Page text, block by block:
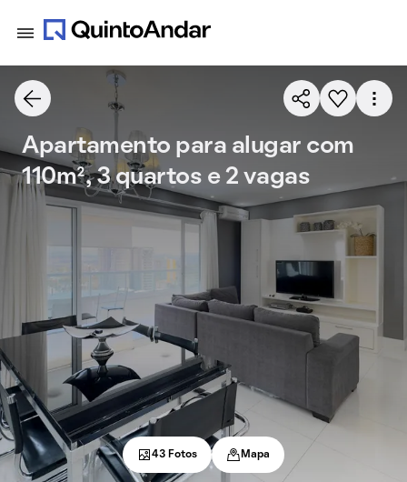
Apartamento para alugar com
110m², 3 quartos e 2 vagas
43 Fotos Mapa